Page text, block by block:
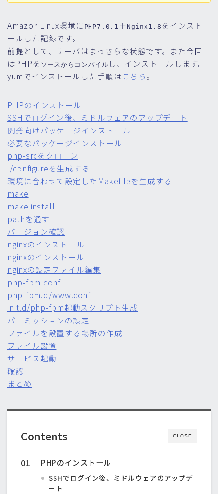
Amazon Linux環境に PHP7.0.1 ＋ Nginx1.8 をインスト
ールした記録です。
前提として、サーバはまっさらな状態です。また今回
はPHPを ソースからコンパイル し、インストールします。
yumでインストールした手順は こちら 。
PHPのインストール
SSHでログイン後、ミドルウェアのアップデート
開発向けパッケージインストール
必要なパッケージインストール
php-srcをクローン
./configureを生成する
環境に合わせて設定したMakefileを生成する
make
make install
pathを通す
バージョン確認
nginxのインストール
nginxのインストール
nginxの設定ファイル編集
php-fpm.conf
php-fpm.d/www.conf
init.d/php-fpm起動スクリプト生成
パーミッションの設定
ファイルを設置する場所の作成
ファイル設置
サービス起動
確認
まとめ
CLOSE
Contents
PHPのインストール
SSHでログイン後、ミドルウェアのアップデ
ート